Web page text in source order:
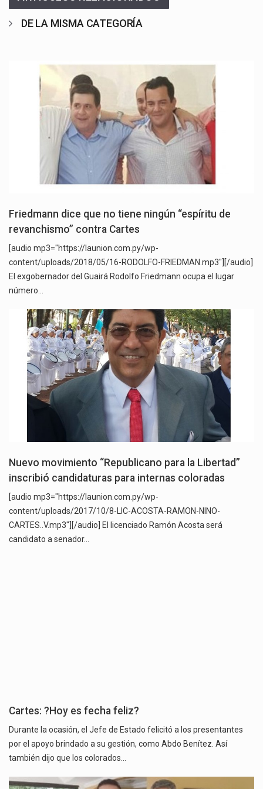
DE LA MISMA CATEGORÍA
Friedmann dice que no tiene ningún “espíritu de
revanchismo” contra Cartes
[audio mp3="https://launion.com.py/wp-
content/uploads/2018/05/16-RODOLFO-FRIEDMAN.mp3"][/audio]
El exgobernador del Guairá Rodolfo Friedmann ocupa el lugar
número…
Nuevo movimiento “Republicano para la Libertad”
inscribió candidaturas para internas coloradas
[audio mp3="https://launion.com.py/wp-
content/uploads/2017/10/8-LIC-ACOSTA-RAMON-NINO-
CARTES..V.mp3"][/audio] El licenciado Ramón Acosta será
candidato a senador…
Cartes: ?Hoy es fecha feliz?
Durante la ocasión, el Jefe de Estado felicitó a los presentantes
por el apoyo brindado a su gestión, como Abdo Benítez. Así
también dijo que los colorados…